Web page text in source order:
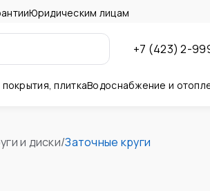
Юридическим лицам
+7 (423) 2-
плиткаВодоснабжение и
и диски/Заточные круги